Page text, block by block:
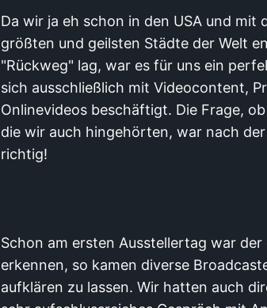
Da wir ja eh schon in den USA und
größten und geilsten Städte der Welt
"Rückweg" lag, war es für uns ein
sich ausschließlich mit Videocontent,
Onlinevideos beschäftigt. Die Frage,
die wir auch hingehörten, war nach
richtig!
Schon am ersten Ausstellertag war
erkennen, so kamen diverse
aufklären zu lassen. Wir hatten auch